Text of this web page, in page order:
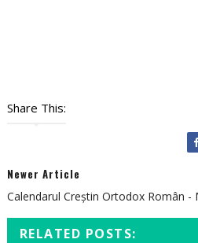
Share This:
Newer Article
Calendarul Creștin Ortodox Român -
RELATED POSTS: